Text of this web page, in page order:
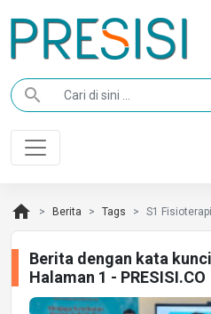
search
home Berita Tags S1 Fisioterapi
Berita dengan kata
Halaman 1 - PRESISI.CO